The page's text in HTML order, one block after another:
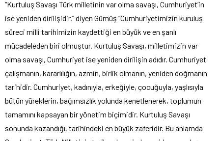
“Kurtuluş Savaşı Türk milletinin var olma savaşı, Cumhuriyet’in
ise yeniden dirilişidir.” diyen Gümüş “Cumhuriyetimizin kuruluş
süreci milli tarihimizin kaydettiği en büyük ve en şanlı
mücadeleden biri olmuştur. Kurtuluş Savaşı, milletimizin var
olma savaşı, Cumhuriyet ise yeniden dirilişin adıdır. Cumhuriyet
çalışmanın, kararlılığın, azmin, birlik olmanın, yeniden doğmanın
tarihidir. Cumhuriyet, kadınıyla, erkeğiyle, çocuğuyla, yaşlısıyla
bütün yüreklerin, bağımsızlık yolunda kenetlenerek, toplumun
tamamını kapsayan bir yönetim biçimidir. Kurtuluş Savaşı
sonunda kazandığı, tarihindeki en büyük zaferidir. Bu anlamda